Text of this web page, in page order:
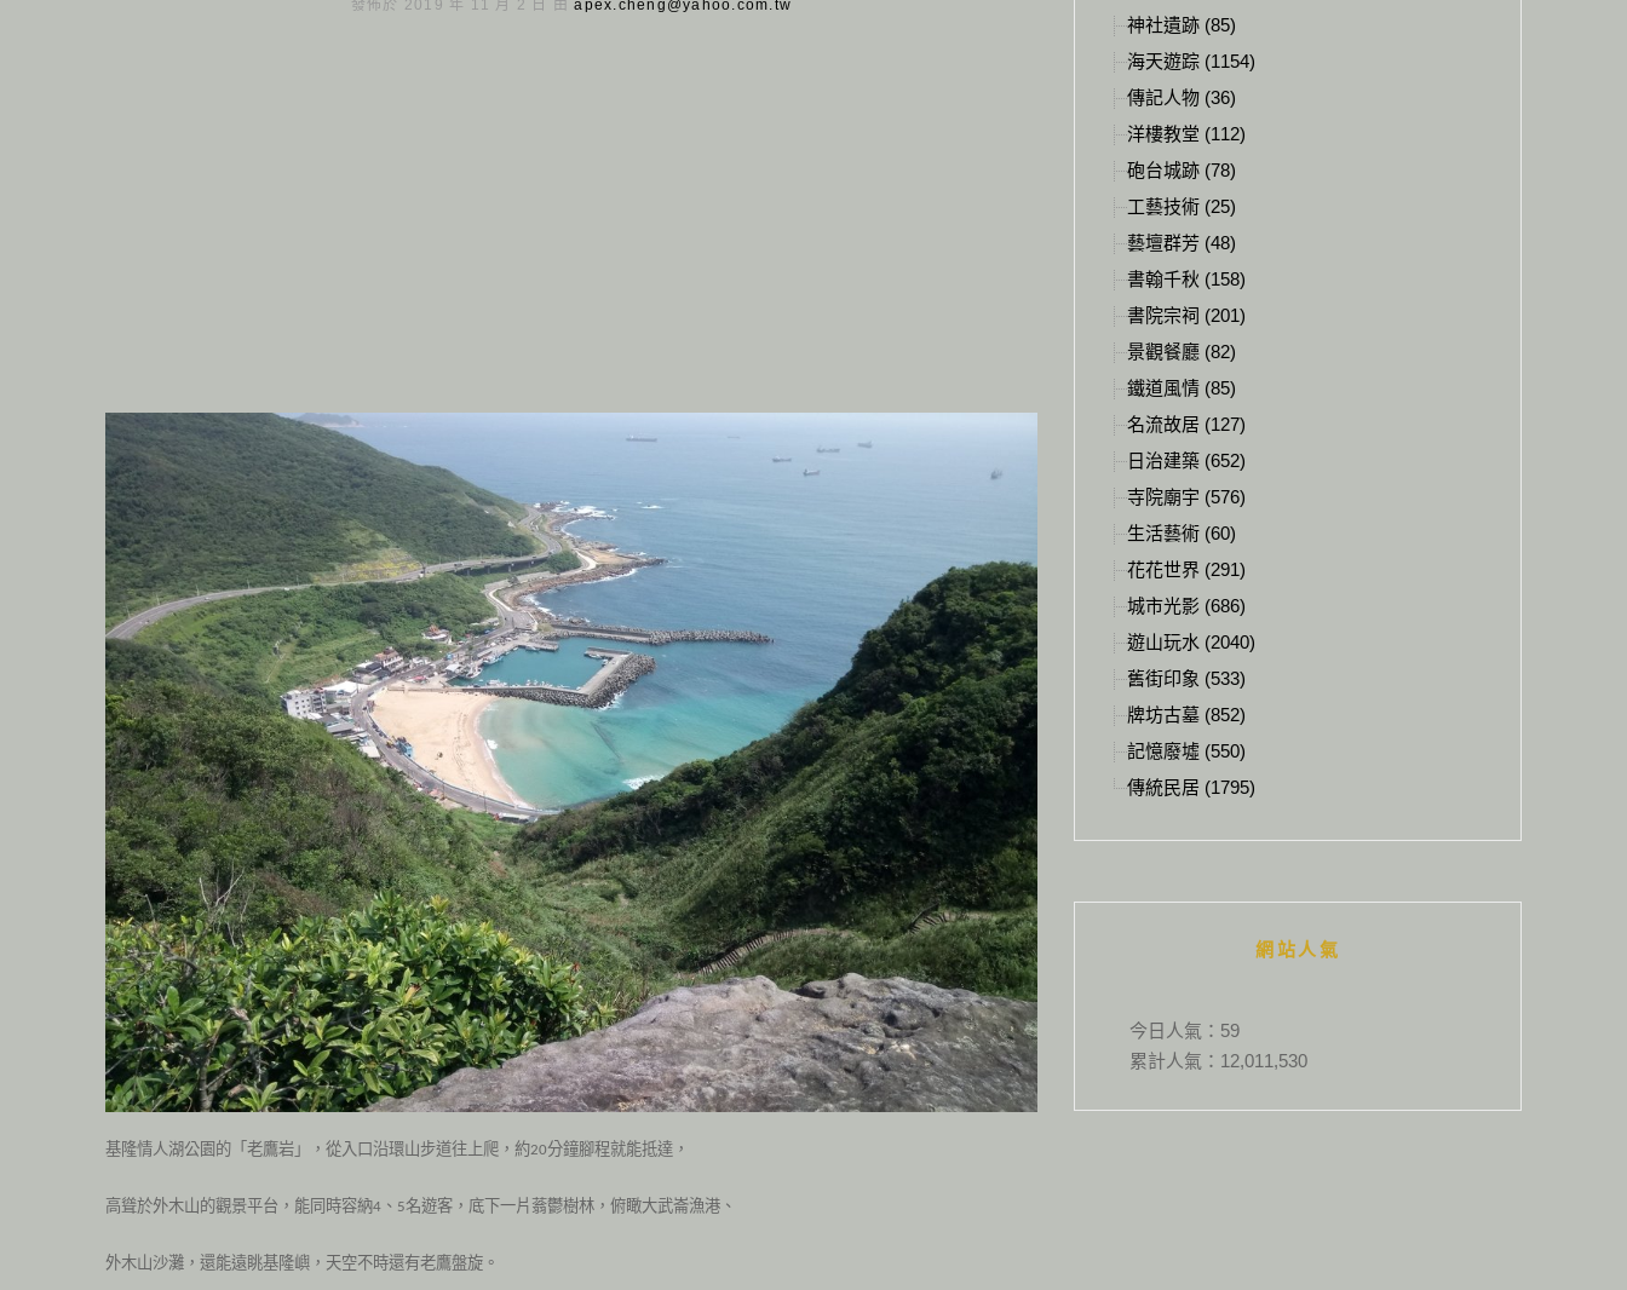
發佈於 2019 年 11 月 2 日 由apex.cheng@yahoo.com.tw
基隆情人湖公園的「老鷹岩」，從入口沿環山步道往上爬，約20分鐘腳程就能抵達，
高聳於外木山的觀景平台，能同時容納4 、 5名遊客，底下一片蓊鬱樹林，俯瞰大武崙漁港、
外木山沙灘，還能遠眺基隆嶼，天空不時還有老鷹盤旋。
神社遺跡 (85)
海天遊踪 (1154)
傳記人物 (36)
洋樓教堂 (112)
砲台城跡 (78)
工藝技術 (25)
藝壇群芳 (48)
書翰千秋 (158)
書院宗祠 (201)
景觀餐廳 (82)
鐵道風情 (85)
名流故居 (127)
日治建築 (652)
寺院廟宇 (576)
生活藝術 (60)
花花世界 (291)
城市光影 (686)
遊山玩水 (2040)
舊街印象 (533)
牌坊古墓 (852)
記憶廢墟 (550)
傳統民居 (1795)
網站人氣
今日人氣： 59
累計人氣： 12,011,530